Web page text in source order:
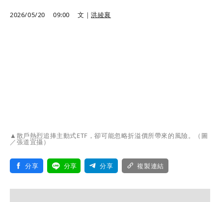
2026/05/20 09:00 文｜洪綾襄
▲散戶熱烈追捧主動式ETF，卻可能忽略折溢價所帶來的風險。（圖
／張道宜攝）
分享 分享 分享 複製連結